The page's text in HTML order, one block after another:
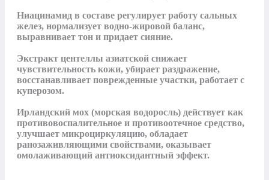
Ниацинамид в составе регулирует работу сальных
желез, нормализует водно-жировой баланс,
выравнивает тон и придает сияние.
Экстракт центеллы азиатской снижает
чувствительность кожи, убирает раздражение,
восстанавливает поврежденные участки, работает с
куперозом.
Ирландский мох (морская водоросль) действует как
противовоспалительное и противоотечное средство,
улучшает микроциркуляцию, обладает
ранозаживляющими свойствами, оказывает